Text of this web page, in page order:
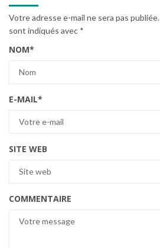
Votre adresse e-mail ne sera pas publiée.
sont indiqués avec *
NOM*
E-MAIL*
SITE WEB
COMMENTAIRE